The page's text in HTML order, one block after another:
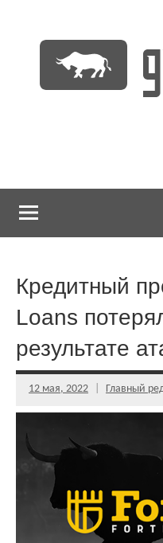
содержимому
Кредитный
Loans
результате
12 мая, 2022 Главный